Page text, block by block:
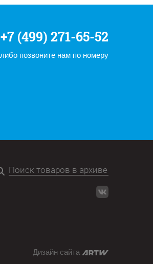
+7 (499) 271-65-52
либо позвоните нам по номеру
Дизайн сайта